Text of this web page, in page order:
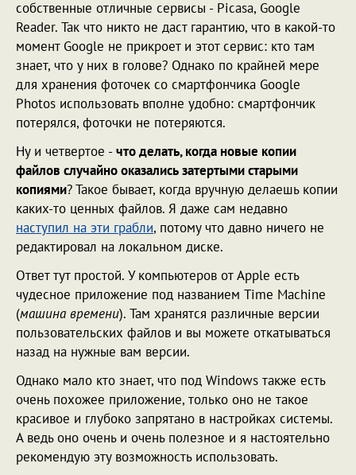
собственные отличные сервисы - Picasa, Google
Reader. Так что никто не даст гарантию, что в какой-то
момент Google не прикроет и этот сервис: кто там
знает, что у них в голове? Однако по крайней мере
для хранения фоточек со смартфончика Google
Photos использовать вполне удобно: смартфончик
потерялся, фоточки не потеряются.
Ну и четвертое -что делать, когда новые копии
файлов случайно оказались затертыми старыми
копиями? Такое бывает, когда вручную делаешь копии
каких-то ценных файлов. Я даже сам недавно
наступил на эти грабли, потому что давно ничего не
редактировал на локальном диске.
Ответ тут простой. У компьютеров от Apple есть
чудесное приложение под названием Time Machine
(машина времени). Там хранятся различные версии
пользовательских файлов и вы можете откатываться
назад на нужные вам версии.
Однако мало кто знает, что под Windows также есть
очень похожее приложение, только оно не такое
красивое и глубоко запрятано в настройках системы.
А ведь оно очень и очень полезное и я настоятельно
рекомендую эту возможность использовать.